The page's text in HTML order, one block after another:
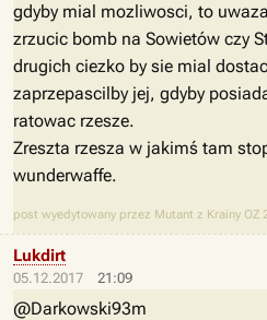
gdyby mial mozliwosci, to
zrzucic bomb na Sowietów czy
drugich ciezko by sie mial
zaprzepascilby jej, gdyby
ratowac rzesze.
Zreszta rzesza w jakimś tam
wunderwaffe.
post wyedytowany przez Mutant z Krainy OZ
05.12.2017 21:09
Lukdirt
@Darkowski93m